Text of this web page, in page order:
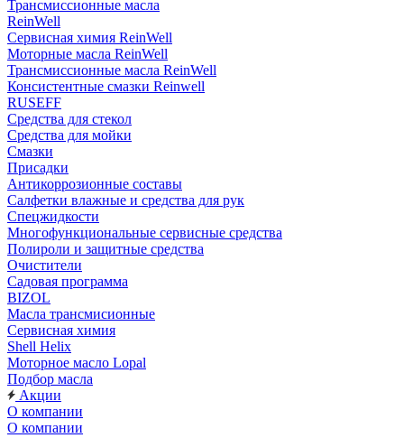
Трансмиссионные масла
ReinWell
Сервисная химия ReinWell
Моторные масла ReinWell
Трансмиссионные масла ReinWell
Консистентные смазки Reinwell
RUSEFF
Средства для стекол
Средства для мойки
Смазки
Присадки
Антикоррозионные составы
Салфетки влажные и средства для рук
Спецжидкости
Многофункциональные сервисные средства
Полироли и защитные средства
Очистители
Садовая программа
BIZOL
Масла трансмисионные
Сервисная химия
Shell Helix
Моторное масло Lopal
Подбор масла
Акции
О компании
О компании